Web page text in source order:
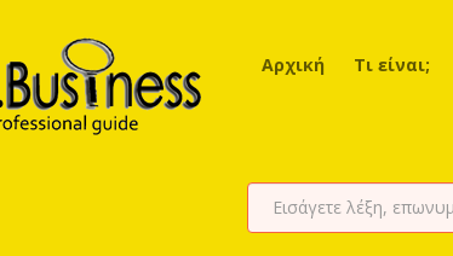
Αρχική Τι είναι;